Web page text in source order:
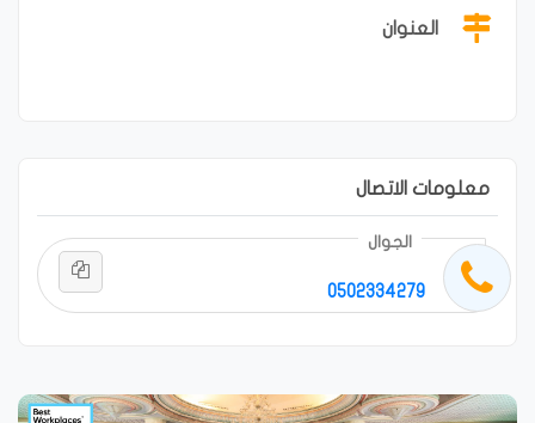
العنوان
معلومات الاتصال
0502334279
الجوال